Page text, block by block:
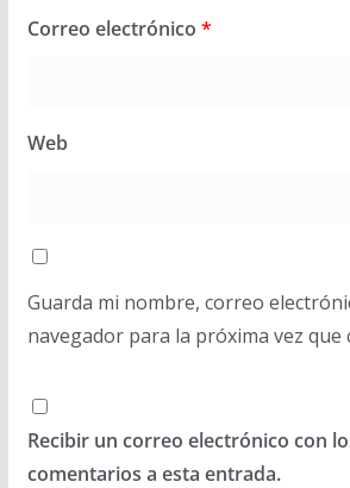
Correo electrónico *
Web
Guarda mi nombre, correo
navegador para la próxima vez que
Recibir un correo electrónico con
comentarios a esta entrada.